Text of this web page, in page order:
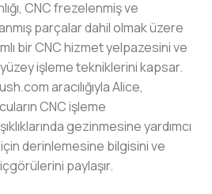
CNC frezelenmiş ve
parçalar dahil olmak üzere
bir CNC hizmet yelpazesini ve
işleme tekniklerini kapsar.
aracılığıyla Alice,
CNC işleme
gezinmesine yardımcı
derinlemesine bilgisini ve
paylaşır.